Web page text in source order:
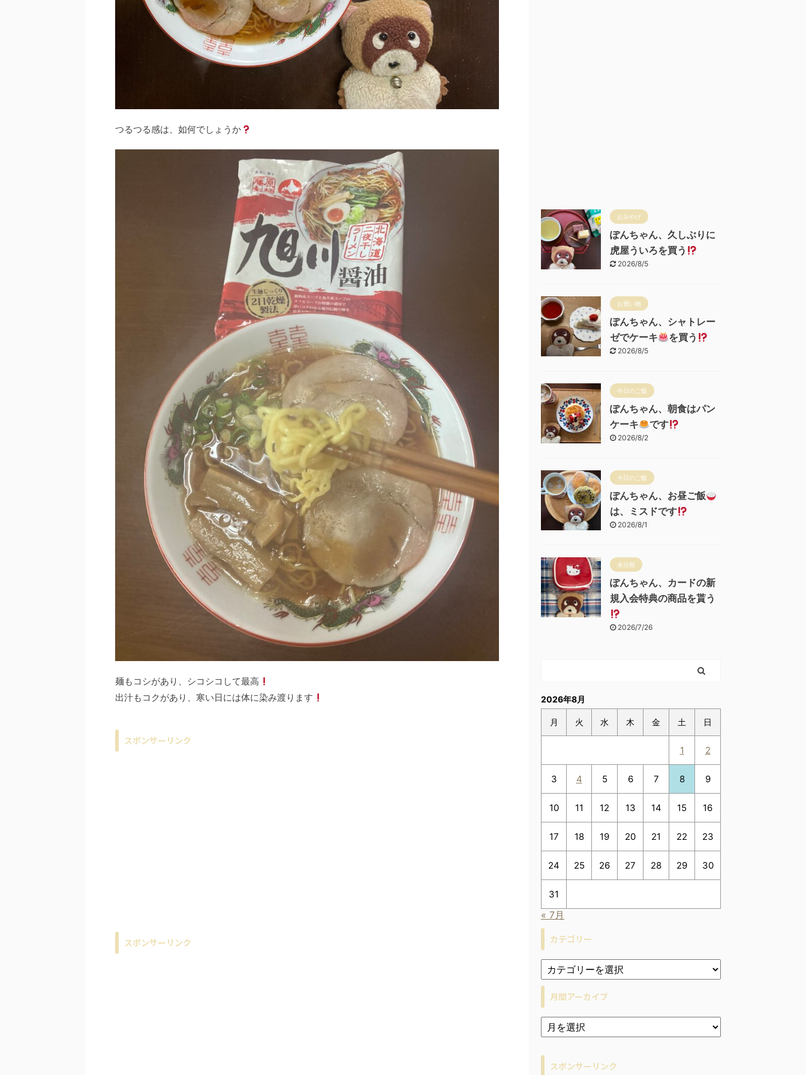
つるつる感は、如何でしょうか
麺もコシがあり、シコシコして最高
出汁もコクがあり、寒い日には体に染み渡ります
スポンサーリンク
スポンサーリンク
おみやげ
ぽんちゃん、久しぶりに
虎屋ういろを買う
2026/8/5
お買い物
ぽんちゃん、シャトレー
ゼでケーキ
を買う
2026/8/5
今日のご飯
ぽんちゃん、朝食はパン
ケーキ
です
2026/8/2
今日のご飯
ぽんちゃん、お昼ご飯
は、ミスドです
2026/8/1
未分類
ぽんちゃん、カードの新
規入会特典の商品を貰う
2026/7/26
2026年8月
月 火 水 木 金 土 日
1 2
3 4 5 6 7 8 9
10 11 12 13 14 15 16
17 18 19 20 21 22 23
24 25 26 27 28 29 30
31
« 7月
カテゴリー
月間アーカイブ
ア
ー
スポンサーリンク